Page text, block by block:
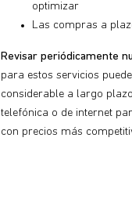
optimizar
Las compras a
Revisar periódicamente
para estos servicios
considerable a largo
telefónica o de internet
con precios más